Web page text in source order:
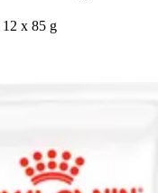
x 85 g